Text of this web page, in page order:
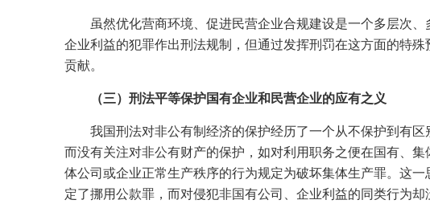
虽然优化营商环境、促进民营企业合规建设是一个多层次
企业利益的犯罪作出刑法规制，但通过发挥刑罚在这方面的特
贡献。
（三）刑法平等保护国有企业和民营企业的应有之义
我国刑法对非公有制经济的保护经历了一个从不保护到有区
而没有关注对非公有财产的保护，如对利用职务之便在国有、
体公司或企业正常生产秩序的行为规定为破坏集体生产罪。这一
定了挪用公款罪，而对侵犯非国有公司、企业利益的同类行为